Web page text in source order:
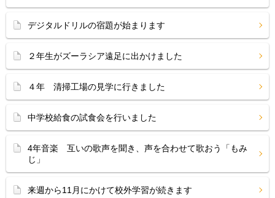
デジタルドリルの宿題が始まります
２年生がズーラシア遠足に出かけました
４年 清掃工場の見学に行きました
中学校給食の試食会を行いました
4年音楽 互いの歌声を聞き、声を合わせて歌おう「もみ
じ」
来週から11月にかけて校外学習が続きます